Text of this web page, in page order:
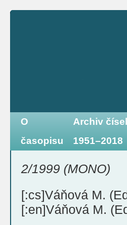
O
časopisu
Archiv
1951–2018
2/1999 (MONO)
[:cs]Váňová M.
[:en]Váňová M.